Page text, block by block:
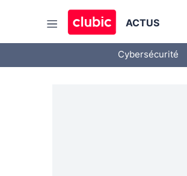
ACTUS
Cybersécurité